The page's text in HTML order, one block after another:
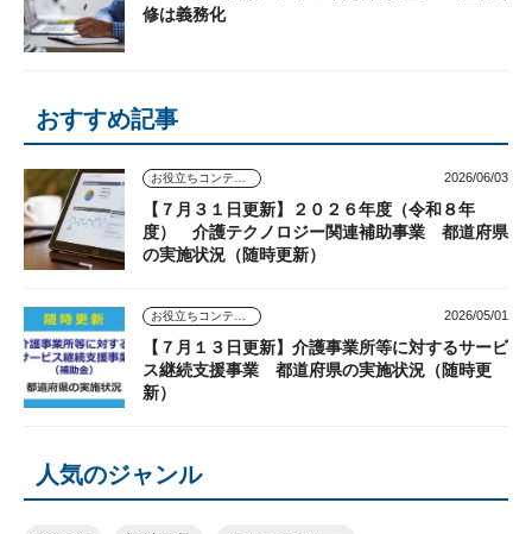
修は義務化
おすすめ記事
お役立ちコンテンツ 2026/06/03
【７月３１日更新】２０２６年度（令和８年
度） 介護テクノロジー関連補助事業 都道府県
の実施状況（随時更新）
お役立ちコンテンツ 2026/05/01
【７月１３日更新】介護事業所等に対するサービ
ス継続支援事業 都道府県の実施状況（随時更
新）
人気のジャンル